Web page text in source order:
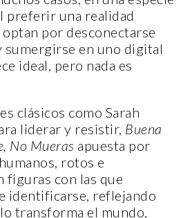
preferir una realidad
optan por desconectarse
sumergirse en uno digital
ideal, pero nada es
clásicos como Sarah
liderar y resistir, Buena
No Mueras apuesta por
rotos e
figuras con las que
identificarse, reflejando
transforma el mundo,